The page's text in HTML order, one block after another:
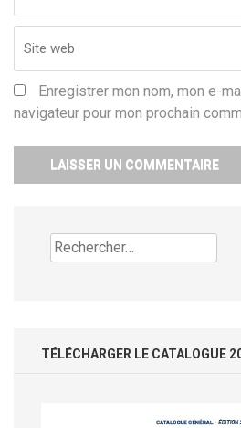
Enregistrer mon nom, mon e-
navigateur pour mon prochain
Rechercher :
TÉLÉCHARGER LE CATALOGUE